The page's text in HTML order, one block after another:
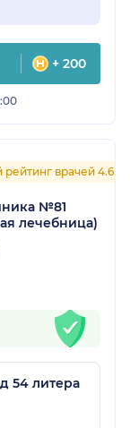
+ 200
врачей 4.6
№81
лечебница)
54 литера